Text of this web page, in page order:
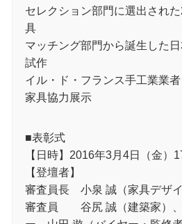
セレクション部門に選出され
具
マッチング部門から誕生した
試作
イル・ド・フランス⼿⼯業業
家具協力展示
■表彰式
【日時】2016年3月4日（金）
【登壇者】
審査員長 小泉 誠（家具デザイ
審査員 谷尻 誠（建築家）、